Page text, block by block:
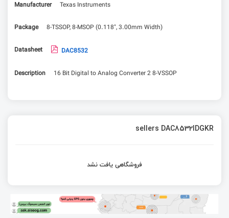
Manufacturer
Texas Instruments
Package 8-TSSOP, 8-MSOP (0.118", 3.00mm Width)
Datasheet DAC8532
Description 16 Bit Digital to Analog Converter 2 8-VSSOP
sellers DAC8532IDGKR
فروشگاهی یافت نشد